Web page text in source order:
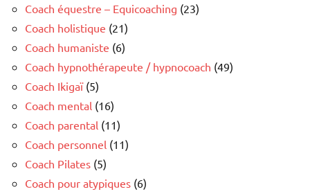
Coach équestre – Equicoaching (23)
Coach holistique (21)
Coach humaniste (6)
Coach hypnothérapeute / hypnocoach (49)
Coach Ikigaï(5)
Coach mental (16)
Coach parental (11)
Coach personnel (11)
Coach Pilates (5)
Coach pour atypiques (6)